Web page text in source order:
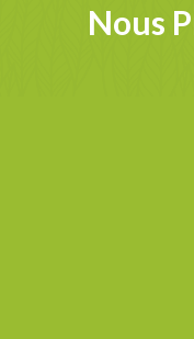
Nous